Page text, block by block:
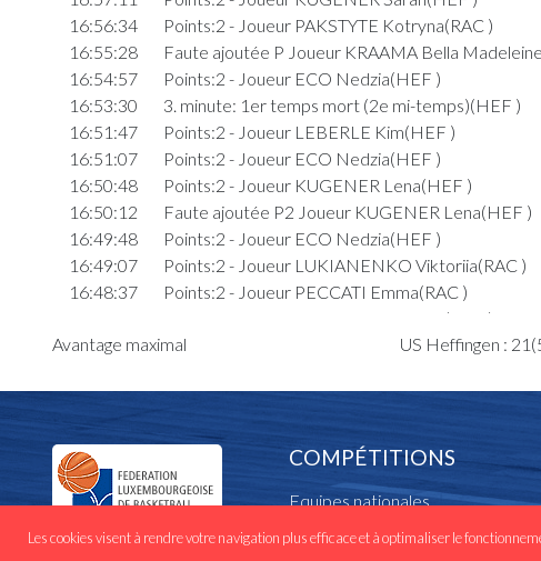
16:56:34
Points:2 - Joueur PAKSTYTE Kotryna(RAC )
16:55:28
Faute ajoutée P Joueur KRAAMA Bella
16:54:57
Points:2 - Joueur ECO Nedzia(HEF )
16:53:30
3. minute: 1er temps mort (2e mi-temps)(HEF )
16:51:47
Points:2 - Joueur LEBERLE Kim(HEF )
16:51:07
Points:2 - Joueur ECO Nedzia(HEF )
16:50:48
Points:2 - Joueur KUGENER Lena(HEF )
16:50:12
Faute ajoutée P2 Joueur KUGENER Lena(HEF )
16:49:48
Points:2 - Joueur ECO Nedzia(HEF )
16:49:07
Points:2 - Joueur LUKIANENKO Viktoriia(RAC )
16:48:37
Points:2 - Joueur PECCATI Emma(RAC )
Points:1 - Joueur PAKSTYTE Kotryna(RAC )
16:47:56
Faute ajoutée P2 Joueur ECO Nedzia(HEF )
16:42:13
Faute ajoutée P2 Joueur KRAAMA Bella
16:41:38 Points:2 - Joueur BENDER Sarah(HEF )
16:39:38
Points:1 - Joueur KOENIG Emma(HEF )
16:39:16
Faute ajoutée P2 Joueur MIKOSA Madara(RAC )
Avantage maximal US Heffingen :
COMPÉTITIONS
Equipes nationales
Cadres nationaux
Les cookies visent à rendre votre navigation plus efficace et à optimaliser le